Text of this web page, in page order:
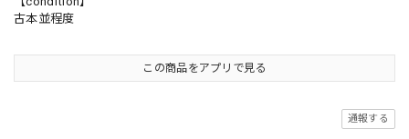
古本並程度
この商品をアプリで見る
通報する